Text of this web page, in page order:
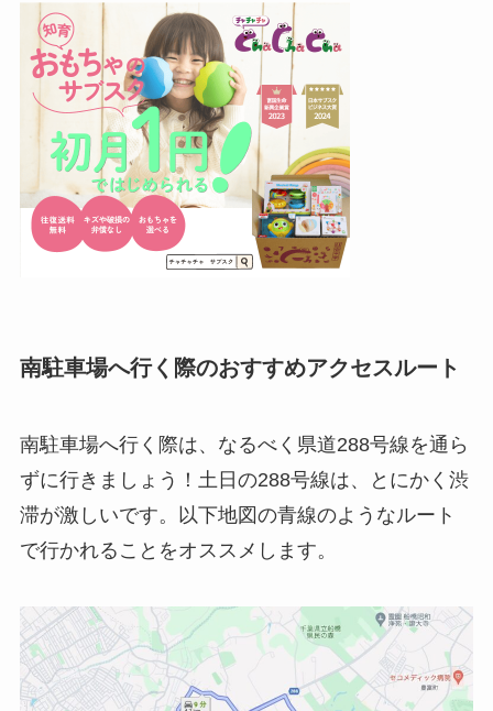
南駐車場へ行く際のおすすめアクセスルート
南駐車場へ行く際は、なるべく県道288号線を通ら
ずに行きましょう！土日の288号線は、とにかく渋
滞が激しいです。以下地図の青線のようなルート
で行かれることをオススメします。